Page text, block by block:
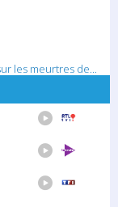
les meurtres de...
abordé par